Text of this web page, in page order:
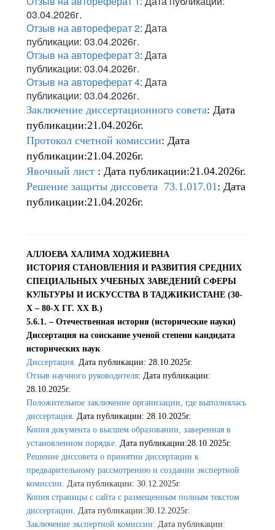
03.04.2026г.
Отзыв на автореферат 2: Дата
публикации: 03.04.2026г.
Отзыв на автореферат 3: Дата
публикации: 03.04.2026г.
Отзыв на автореферат 4: Дата
публикации: 03.04.2026г.
Заключение диссертационного совета: Дата
публикации:21.04.2026г.
Протокол счетной комиссии: Дата
публикации:21.04.2026г.
Явочный лист : Дата публикации:21.04.2026г.
Решение защиты диссовета 73.1.017.01: Дата
публикации:21.04.2026г.
АЛЛОЕВА ХАЛИМА ХОДЖИЕВНА
ИСТОРИЯ СТАНОВЛЕНИЯ И РАЗВИТИЯ СРЕДНИХ
СПЕЦИАЛЬНЫХ УЧЕБНЫХ ЗАВЕДЕНИЙ СФЕРЫ
КУЛЬТУРЫ И ИСКУССТВА В ТАДЖИКИСТАНЕ (30-
Х – 80-Х ГГ. ХХ В.)
5.6.1. – Отечественная история (исторические науки)
Диссертация на соискание ученой степени кандидата
исторических наук
Диссертация. Дата публикации: 28.10.2025г.
Отзыв научного руководителя: Дата публикации:
28.10.2025г.
Положительное заключение организации, где выполнялась
диссертация. Дата публикации: 28.10.2025г.
Копия документа о высшем образовании, заверенная в
установленном порядке. Дата публикации:28.10.2025г.
Решение диссовета о принятии диссертации к
предварительному рассмотрению и создании экспертной
комиссии. Дата публикации: 30.12.2025г.
Копия страницы с сайта с размещенным полным текстом
диссертации. Дата публикации:30.12.2025г.
Заключение экспертной комиссии: Дата публикации: